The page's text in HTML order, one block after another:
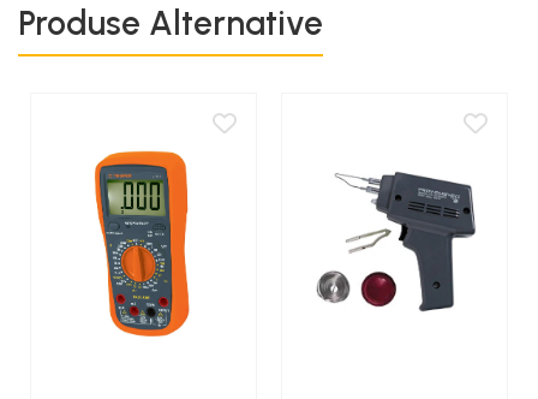
metalice incinse);
Produse Alternative